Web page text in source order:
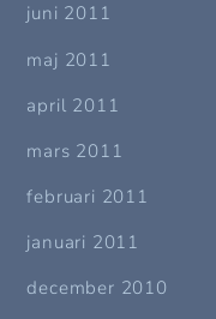
juni 2011
maj 2011
april 2011
mars 2011
februari 2011
januari 2011
december 2010